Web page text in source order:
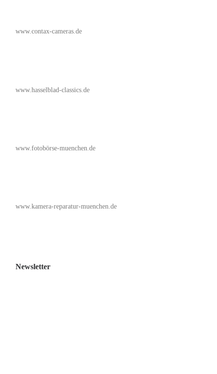
www.contax-cameras.de
www.hasselblad-classics.de
www.fotobörse-muenchen.de
www.kamera-reparatur-muenchen.de
Newsletter